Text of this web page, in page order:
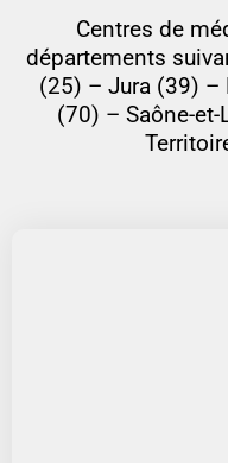
Centres de
départements
(25) – Jura (39) –
(70) – Saône-